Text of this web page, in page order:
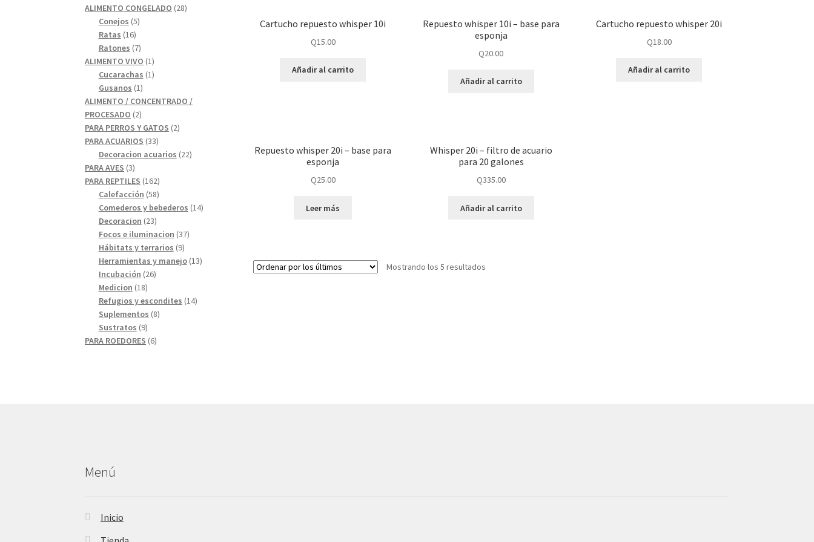
Cartucho repuesto whisper 10i
Q15.00
Añadir al carrito
Repuesto whisper 10i – base para
esponja
Q20.00
Añadir al carrito
Cartucho repuesto whisper 20i
Q18.00
Añadir al carrito
Repuesto whisper 20i – base para
esponja
Q25.00
Leer más
Whisper 20i – filtro de acuario
para 20 galones
Q335.00
Añadir al carrito
Mostrando los 5 resultados
ALIMENTO CONGELADO 2828
Conejos 55
Ratas 1616
productos
Ratones 77
productos
ALIMENTO VIVO 11
producto
Cucarachas 11
Gusanos 11
producto
ALIMENTO / CONCENTRADO /
PROCESADO 22
productos
PARA PERROS Y GATOS 22
PARA ACUARIOS 3333
productos
Decoracion acuarios 2222
PARA AVES 33
productos
PARA REPTILES 162162
productos
Calefacción 5858
productos
Comederos y bebederos 1414
Decoracion 2323
productos
Focos e iluminacion 3737
Hábitats y terrarios 99
productos
Herramientas y manejo 1313
Incubación 2626
Medicion 1818
productos
Refugios y escondites 1414
Suplementos 88
Sustratos 99
productos
PARA ROEDORES 66
Menú
Inicio